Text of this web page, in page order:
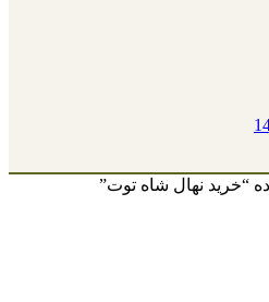
“خرید نهال شاه توت”